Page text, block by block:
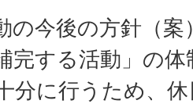
の今後の方針（
完する活動」の
分に行うため、